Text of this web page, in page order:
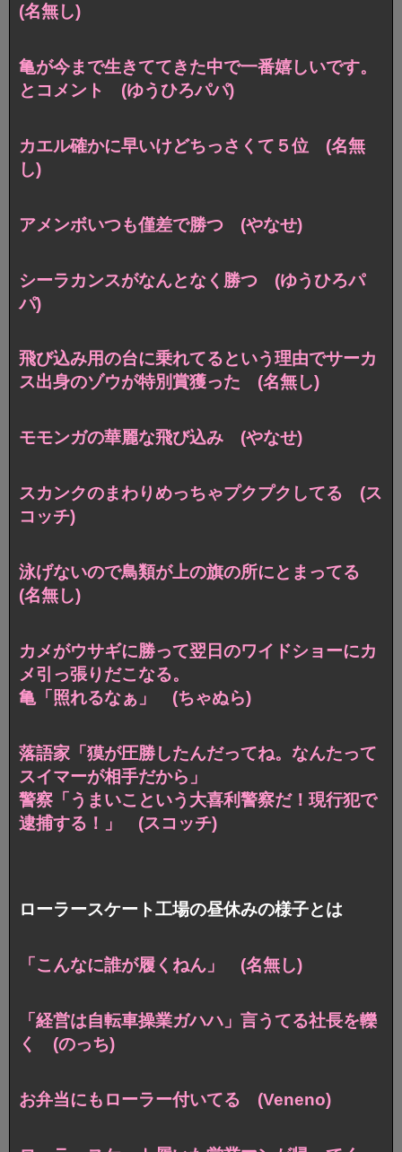
(名無し)
亀が今まで生きててきた中で一番嬉しいです。
とコメント (ゆうひろパパ)
カエル確かに早いけどちっさくて５位 (名無
し)
アメンボいつも僅差で勝つ (やなせ)
シーラカンスがなんとなく勝つ (ゆうひろパ
パ)
飛び込み用の台に乗れてるという理由でサーカ
ス出身のゾウが特別賞獲った (名無し)
モモンガの華麗な飛び込み (やなせ)
スカンクのまわりめっちゃプクプクしてる (ス
コッチ)
泳げないので鳥類が上の旗の所にとまってる
(名無し)
カメがウサギに勝って翌日のワイドショーにカ
メ引っ張りだこなる。
亀「照れるなぁ」 (ちゃぬら)
落語家「獏が圧勝したんだってね。なんたって
スイマーが相手だから」
警察「うまいこという大喜利警察だ！現行犯で
逮捕する！」 (スコッチ)
ローラースケート工場の昼休みの様子とは
「こんなに誰が履くねん」 (名無し)
「経営は自転車操業ガハハ」言うてる社長を轢
く (のっち)
お弁当にもローラー付いてる (Veneno)